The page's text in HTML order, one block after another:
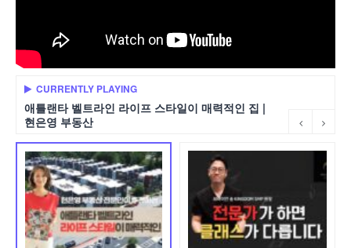
CURRENTLY PLAYING
애틀랜타 벨트라인 라이프 스타일이 매력적인 집 |
현은영 부동산